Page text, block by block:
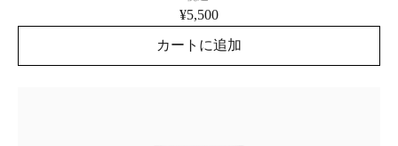
¥5,500
カートに追加